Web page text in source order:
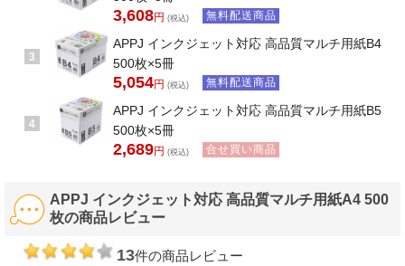
3,608円 (税込) 無料配送商品
3
APPJ インクジェット対応 高品質マルチ用紙B4
500枚×5冊
5,054円 (税込) 無料配送商品
4
APPJ インクジェット対応 高品質マルチ用紙B5
500枚×5冊
2,689円 (税込) 合せ買い商品
APPJ インクジェット対応 高品質マルチ用紙A4 500
枚の商品レビュー
13件の商品レビュー